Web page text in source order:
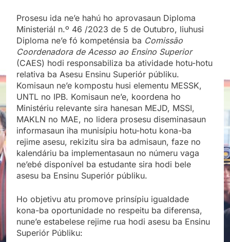
Prosesu ida ne’e hahú ho aprovasaun Diploma
Ministeriál n.º 46 /2023 de 5 de Outubro, liuhusi
Diploma ne’e fó kompeténsia ba Comissão
Coordenadora de Acesso ao Ensino Superior
(CAES) hodi responsabiliza ba atividade hotu-hotu
relativa ba Asesu Ensinu Superiór públiku.
Komisaun ne’e kompostu husi elementu MESSK,
UNTL no IPB. Komisaun ne’e, koordena ho
Ministériu relevante sira hanesan MEJD, MSSI,
MAKLN no MAE, no lidera prosesu diseminasaun
informasaun iha munisípiu hotu-hotu kona-ba
rejime asesu, rekizitu sira ba admisaun, faze no
kalendáriu ba implementasaun no númeru vaga
ne’ebé disponível ba estudante sira hodi bele
asesu ba Ensinu Superiór públiku.
Ho objetivu atu promove prinsípiu igualdade
kona-ba oportunidade no respeitu ba diferensa,
nune’e estabelese rejime rua hodi asesu ba Ensinu
Superiór Públiku: